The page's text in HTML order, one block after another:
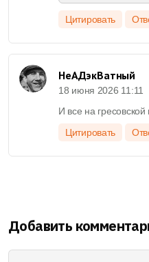
Цитировать
НеАДэкВатный
18 июня 2026 11:11
И все на гресовской
Цитировать
Добавить